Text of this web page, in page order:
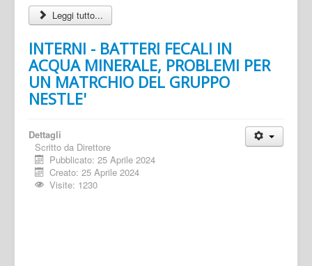
Leggi tutto...
INTERNI - BATTERI FECALI IN
ACQUA MINERALE, PROBLEMI PER
UN MATRCHIO DEL GRUPPO
NESTLE'
Dettagli
Scritto da Direttore
Pubblicato: 25 Aprile 2024
Creato: 25 Aprile 2024
Visite: 1230